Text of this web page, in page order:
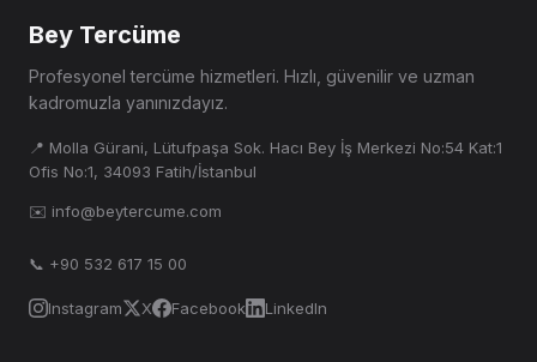
Bey Tercüme
Profesyonel tercüme hizmetleri. Hızlı, güvenilir ve uzman
kadromuzla yanınızdayız.
📍 Molla Gürani, Lütufpaşa Sok. Hacı Bey İş Merkezi No:54 Kat:1
Ofis No:1, 34093 Fatih/İstanbul
✉️ info@beytercume.com
📞 +90 532 617 15 00
Instagram X Facebook LinkedIn